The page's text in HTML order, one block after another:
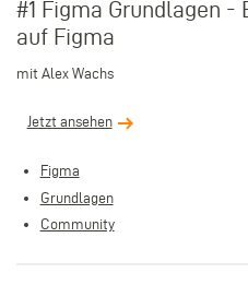
#1 Figma Grundlagen -
auf Figma
mit Alex Wachs
Jetzt ansehen
Figma
Grundlagen
Community